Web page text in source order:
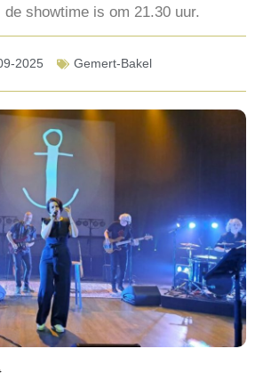
showtime is om 21.30 uur.
2025 Gemert-Bakel